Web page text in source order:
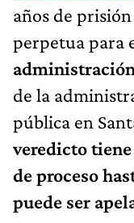
años de
perpetua para
de la
pública en
veredicto
de proceso
puede ser